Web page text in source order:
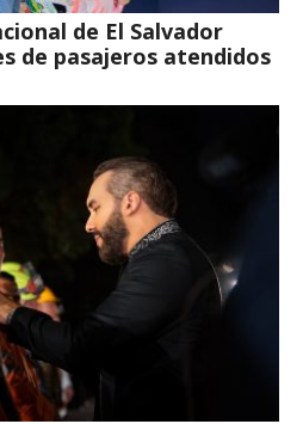
de El Salvador
de pasajeros atendidos